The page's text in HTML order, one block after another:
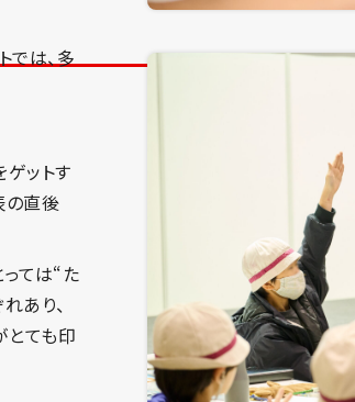
では、多
ゲットす
の直後
ては“た
あり、
とても印